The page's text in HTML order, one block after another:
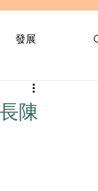
發展
圓桌會議
陳